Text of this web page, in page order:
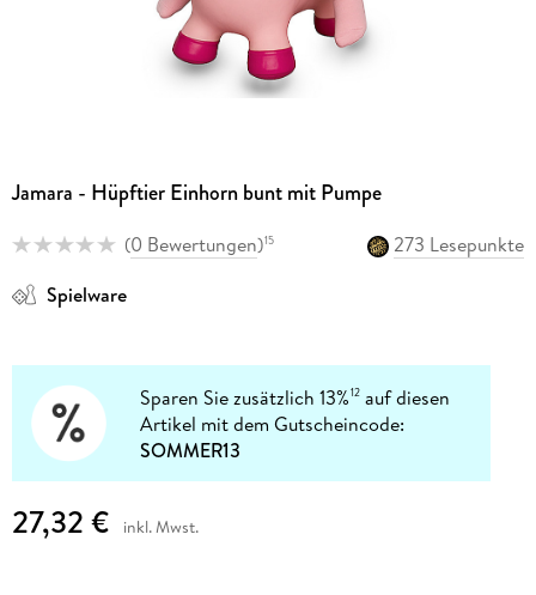
Jamara - Hüpftier Einhorn bunt mit Pumpe
(0 Bewertungen)15
273 Lesepunkte
Spielware
Sparen Sie zusätzlich 13%12 auf diesen
Artikel mit dem Gutscheincode:
SOMMER13
27,32 € inkl. Mwst.